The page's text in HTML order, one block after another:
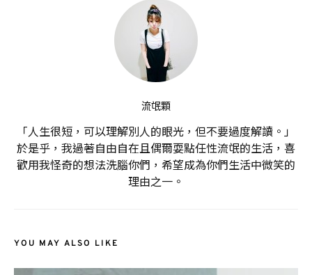
流氓顆
「人生很短，可以理解別人的眼光，但不要過度解讀。」
於是乎，我過著自由自在且偶爾耍點任性流氓的生活，喜
歡用我怪奇的想法洗腦你們，希望成為你們生活中微笑的
理由之一。
YOU MAY ALSO LIKE